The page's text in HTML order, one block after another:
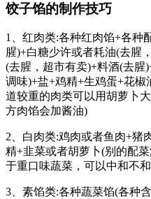
饺子馅的制作技巧
1、红肉类:各种红肉馅+各种
腥)+白糖少许或者耗油(去腥
(去腥，超市有卖)+料酒(去腥
调味)+盐+鸡精+生鸡蛋+花
道较重的肉类可以用胡萝卜
方肉馅会加酱油)
2、白肉类:鸡肉或者鱼肉+猪
精+韭菜或者胡萝卜(别的配
于重口味蔬菜，可以中和不
3、素馅类:各种蔬菜馅(各种